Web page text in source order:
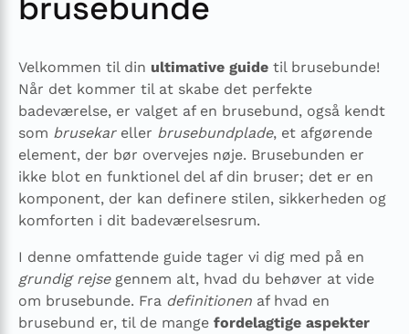
Velkommen til din ultimative guide til brusebunde!
Når det kommer til at skabe det perfekte
badeværelse, er valget af en brusebund, også kendt
som brusekareller brusebundplade, et afgørende
element, der bør overvejes nøje. Brusebunden er
ikke blot en funktionel del af din bruser; det er en
komponent, der kan definere stilen, sikkerheden og
komforten i dit badeværelsesrum.
I denne omfattende guide tager vi dig med på en
grundig rejsegennem alt, hvad du behøver at vide
om brusebunde. Fra definitionen af hvad en
brusebund er, til de mange fordelagtige aspekter